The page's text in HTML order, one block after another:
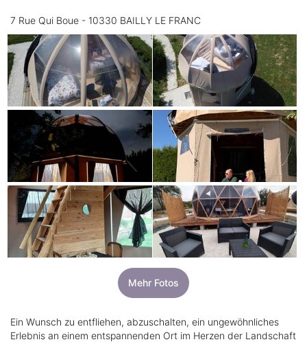
7 Rue Qui Boue - 10330 BAILLY LE FRANC
Mehr Fotos
Ein Wunsch zu entfliehen, abzuschalten, ein ungewöhnliches
Erlebnis an einem entspannenden Ort im Herzen der Landschaft